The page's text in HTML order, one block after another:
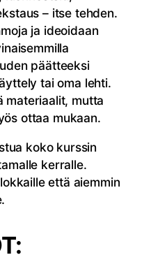
– itse tehden.
ja ideoidaan
päätteeksi
tai oma lehti.
materiaalit, mutta
ottaa mukaan.
koko kurssin
kerralle.
että aiemmin